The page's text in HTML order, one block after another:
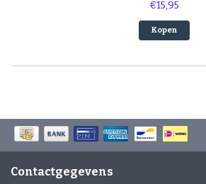
Espresso-rub
Laagjes Koffie
Nagerechten en gebak met Koffie
€15,95
Kopen
Contactgegevens